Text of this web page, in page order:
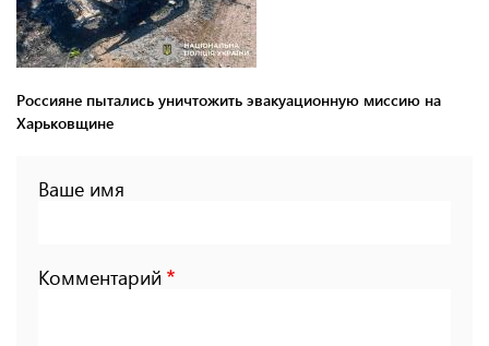
Россияне пытались уничтожить эвакуационную миссию на
Харьковщине
Ваше имя
Комментарий